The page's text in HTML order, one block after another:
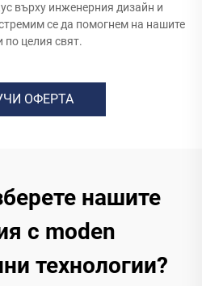
върху инженерния дизайн и
се да помогнем на нашите
по целия свят.
ОФЕРТА
нашите
с moden
технологии?